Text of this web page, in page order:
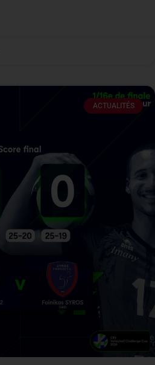
ACTUALITÉS